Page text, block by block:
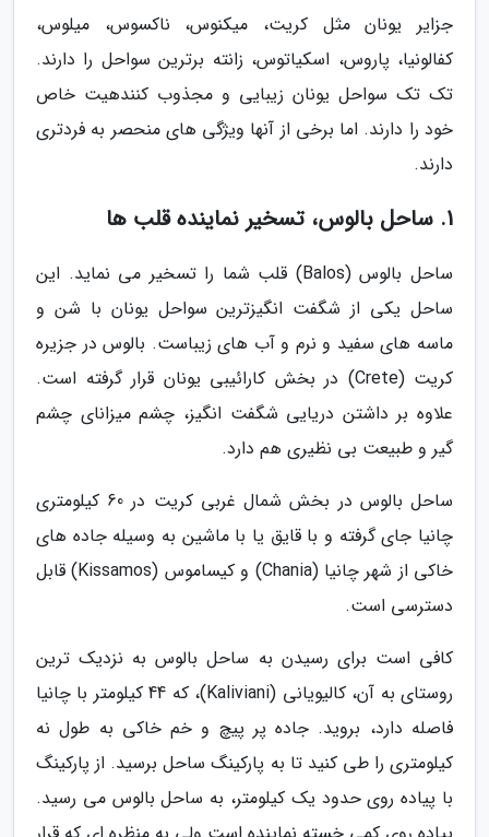
جزایر یونان مثل کریت، میکنوس، ناکسوس، میلوس،
کفالونیا، پاروس، اسکیاتوس، زانته برترین سواحل را دارند.
تک تک سواحل یونان زیبایی و مجذوب کنندهیت خاص
خود را دارند. اما برخی از آنها ویژگی های منحصر به فردتری
دارند.
1. ساحل بالوس، تسخیر نماینده قلب ها
ساحل بالوس (Balos) قلب شما را تسخیر می نماید. این
ساحل یکی از شگفت انگیزترین سواحل یونان با شن و
ماسه های سفید و نرم و آب های زیباست. بالوس در جزیره
کریت (Crete) در بخش کارائیبی یونان قرار گرفته است.
علاوه بر داشتن دریایی شگفت انگیز، چشم میزانای چشم
گیر و طبیعت بی نظیری هم دارد.
ساحل بالوس در بخش شمال غربی کریت در 60 کیلومتری
چانیا جای گرفته و با قایق یا با ماشین به وسیله جاده های
خاکی از شهر چانیا (Chania) و کیساموس (Kissamos) قابل
دسترسی است.
کافی است برای رسیدن به ساحل بالوس به نزدیک ترین
روستای به آن، کالیویانی (Kaliviani)، که 44 کیلومتر با چانیا
فاصله دارد، بروید. جاده پر پیچ و خم خاکی به طول نه
کیلومتری را طی کنید تا به پارکینگ ساحل برسید. از پارکینگ
با پیاده روی حدود یک کیلومتر، به ساحل بالوس می رسید.